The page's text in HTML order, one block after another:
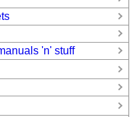
'n' stuff